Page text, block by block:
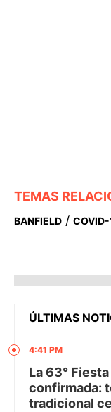
TEMAS
BANFIELD /
ÚLTIMAS
4:41 PM
La 63°
confirmada:
tradicional